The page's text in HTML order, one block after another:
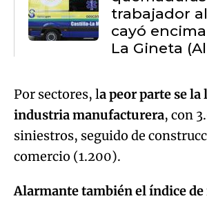
trabajador
cayó
La Gineta
Por sectores, la peor parte se la
industria manufacturera, con
siniestros, seguido de
comercio (1.200).
Alarmante también el índice